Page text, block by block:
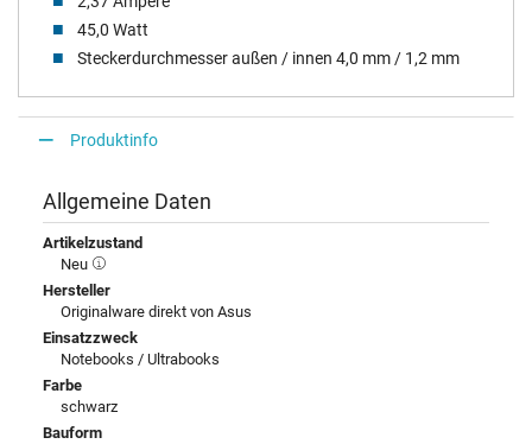
45,0 Watt
Steckerdurchmesser außen / innen 4,0 mm / 1,2 mm
Produktinfo
Allgemeine Daten
Artikelzustand
Neu
Hersteller
Originalware direkt von Asus
Einsatzzweck
Notebooks / Ultrabooks
Farbe
schwarz
Bauform